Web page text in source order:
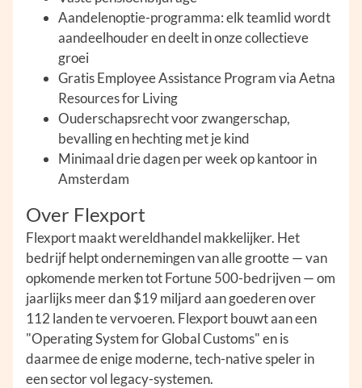
Aandelenoptie-programma: elk teamlid wordt
aandeelhouder en deelt in onze collectieve
groei
Gratis Employee Assistance Program via Aetna
Resources for Living
Ouderschapsrecht voor zwangerschap,
bevalling en hechting met je kind
Minimaal drie dagen per week op kantoor in
Amsterdam
Over Flexport
Flexport maakt wereldhandel makkelijker. Het
bedrijf helpt ondernemingen van alle grootte — van
opkomende merken tot Fortune 500-bedrijven — om
jaarlijks meer dan $19 miljard aan goederen over
112 landen te vervoeren. Flexport bouwt aan een
"Operating System for Global Customs" en is
daarmee de enige moderne, tech-native speler in
een sector vol legacy-systemen.